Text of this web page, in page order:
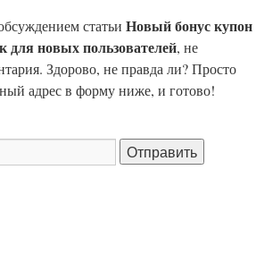
статьи Новый бонус купон
для новых пользователей, не
Здорово, не правда ли? Просто
адрес в форму ниже, и готово!